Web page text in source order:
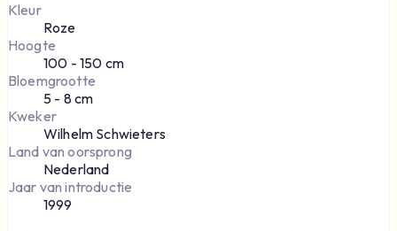
Kleur
Roze
Hoogte
100 - 150 cm
Bloemgrootte
5 - 8 cm
Kweker
Wilhelm Schwieters
Land van oorsprong
Nederland
Jaar van introductie
1999